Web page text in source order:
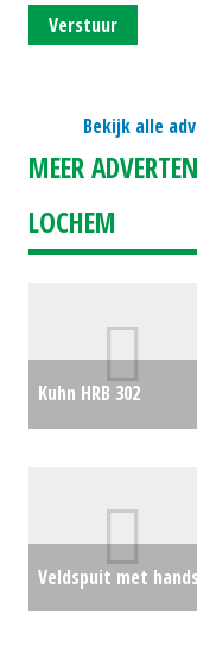
Verstuur
Bekijk alle
MEER
LOCHEM
Kuhn HRB 302
Veldspuit met